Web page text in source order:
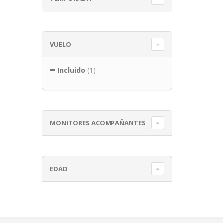
VUELO
Incluido (1)
MONITORES ACOMPAÑANTES
EDAD